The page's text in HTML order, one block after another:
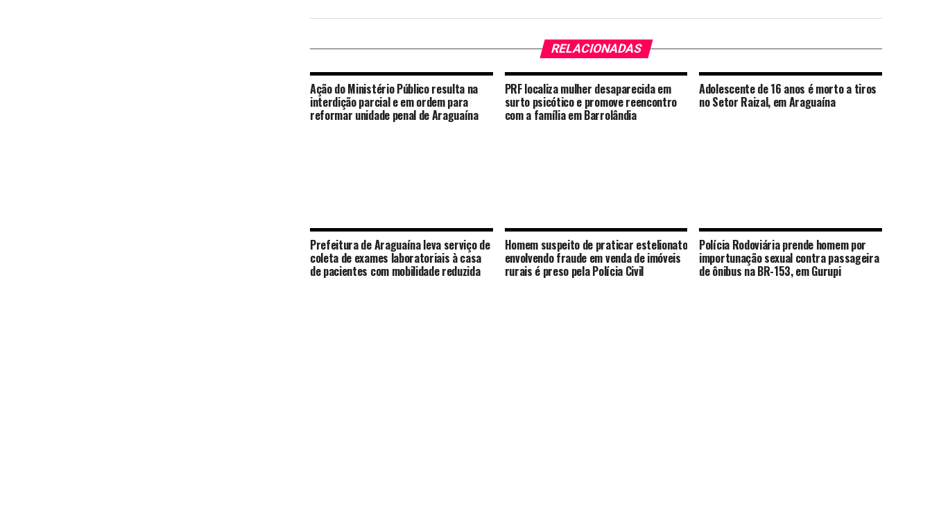
RELACIONADAS
Ação do Ministério Público resulta na
interdição parcial e em ordem para
reformar unidade penal de Araguaína
PRF localiza mulher desaparecida em
surto psicótico e promove reencontro
com a família em Barrolândia
Adolescente de 16 anos é morto a tiros
no Setor Raizal, em Araguaína
Prefeitura de Araguaína leva serviço de
coleta de exames laboratoriais à casa
de pacientes com mobilidade reduzida
Homem suspeito de praticar estelionato
envolvendo fraude em venda de imóveis
rurais é preso pela Polícia Civil
Polícia Rodoviária prende homem por
importunação sexual contra passageira
de ônibus na BR-153, em Gurupi